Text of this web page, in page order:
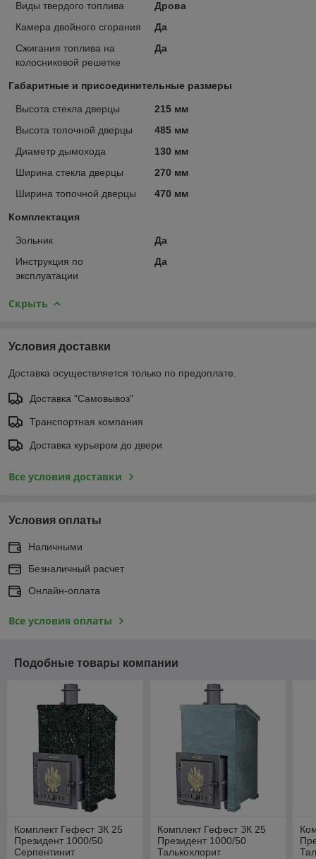
Виды твердого топлива
Дрова
Камера двойного сгорания
Да
Сжигания топлива на
колосниковой решетке
Да
Габаритные и присоединительные размеры
Высота стекла дверцы
215 мм
Высота топочной дверцы
485 мм
Диаметр дымохода
130 мм
Ширина стекла дверцы
270 мм
Ширина топочной дверцы
470 мм
Комплектация
Зольник
Да
Инструкция по
эксплуатации
Да
Скрыть
Условия доставки
Доставка осуществляется только по предоплате.
Доставка "Самовывоз"
Транспортная компания
Доставка курьером до двери
Все условия доставки
Условия оплаты
Наличными
Безналичный расчет
Онлайн-оплата
Все условия оплаты
Подобные товары компании
Комплект Гефест ЗК 25
Президент 1000/50
Серпентинит
Комплект Гефест ЗК 25
Президент 1000/50
Талькохлорит